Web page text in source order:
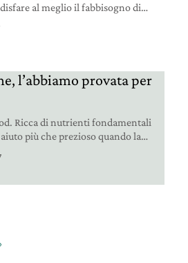
al meglio il fabbisogno di
l’abbiamo provata per
Ricca di nutrienti fondamentali
più che prezioso quando la